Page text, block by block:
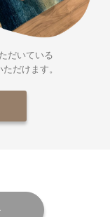
だいている
だけます。